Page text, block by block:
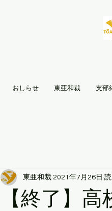
おしらせ 東亜和裁 支部
【終了】
東亜和裁 2021年7月26日